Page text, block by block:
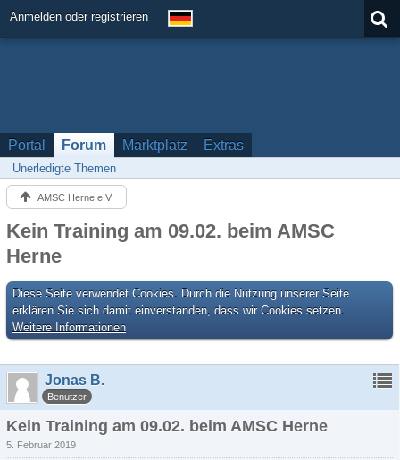
Anmelden oder registrieren
Portal Forum Marktplatz Extras
Unerledigte Themen
AMSC Herne e.V.
Kein Training am 09.02. beim AMSC
Herne
Diese Seite verwendet Cookies. Durch die Nutzung unserer Seite
erklären Sie sich damit einverstanden, dass wir Cookies setzen.
Weitere Informationen
Jonas B.
Benutzer
Kein Training am 09.02. beim AMSC Herne
5. Februar 2019